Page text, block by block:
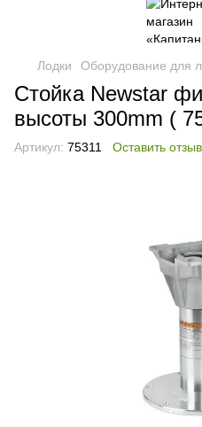
Лодки Оборудование для
Стойка Newstar
высоты 300mm (
Артикул: 75311 Оставить отзыв